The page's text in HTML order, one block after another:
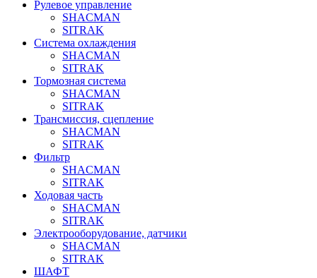
Рулевое управление
SHACMAN
SITRAK
Система охлаждения
SHACMAN
SITRAK
Тормозная система
SHACMAN
SITRAK
Трансмиссия, сцепление
SHACMAN
SITRAK
Фильтр
SHACMAN
SITRAK
Ходовая часть
SHACMAN
SITRAK
Электрооборудование, датчики
SHACMAN
SITRAK
ШАФТ